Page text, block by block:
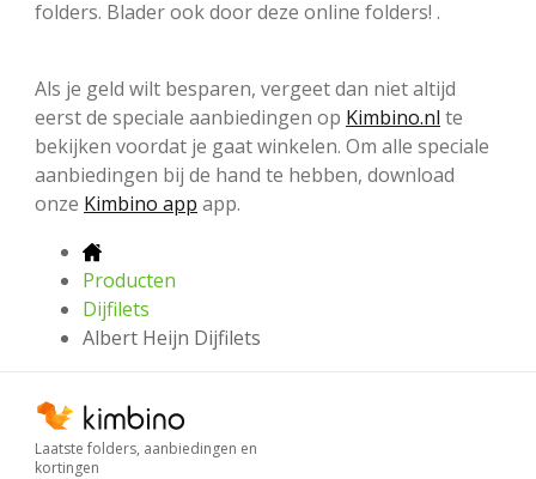
folders. Blader ook door deze online folders! .
Als je geld wilt besparen, vergeet dan niet altijd
eerst de speciale aanbiedingen op Kimbino.nl te
bekijken voordat je gaat winkelen. Om alle speciale
aanbiedingen bij de hand te hebben, download
onze Kimbino app app.
Producten
Dijfilets
Albert Heijn Dijfilets
Laatste folders, aanbiedingen en
kortingen